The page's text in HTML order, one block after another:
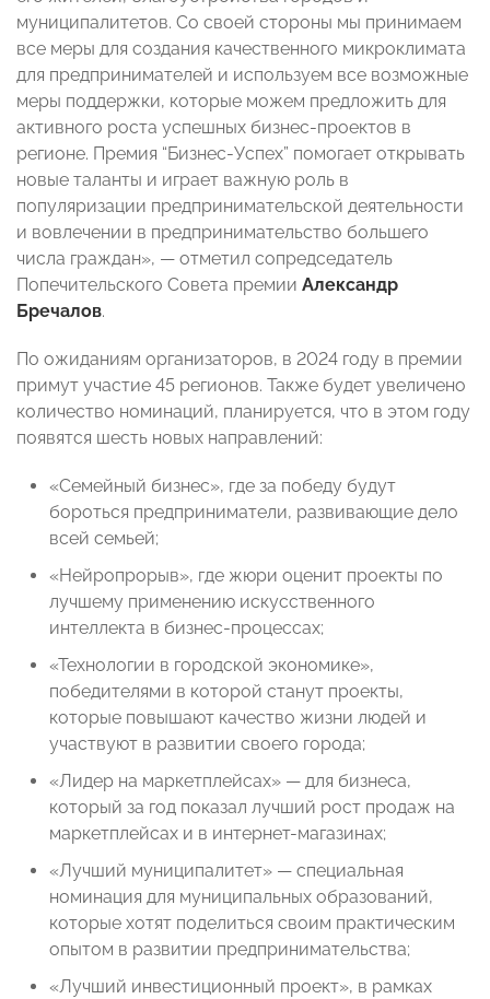
муниципалитетов. Со своей стороны мы принимаем
все меры для создания качественного микроклимата
для предпринимателей и используем все возможные
меры поддержки, которые можем предложить для
активного роста успешных бизнес-проектов в
регионе. Премия “Бизнес-Успех” помогает открывать
новые таланты и играет важную роль в
популяризации предпринимательской деятельности
и вовлечении в предпринимательство большего
числа граждан», — отметил сопредседатель
Попечительского Совета премии Александр
Бречалов.
По ожиданиям организаторов, в 2024 году в премии
примут участие 45 регионов. Также будет увеличено
количество номинаций, планируется, что в этом году
появятся шесть новых направлений:
«Семейный бизнес», где за победу будут
бороться предприниматели, развивающие дело
всей семьей;
«Нейропрорыв», где жюри оценит проекты по
лучшему применению искусственного
интеллекта в бизнес-процессах;
«Технологии в городской экономике»,
победителями в которой станут проекты,
которые повышают качество жизни людей и
участвуют в развитии своего города;
«Лидер на маркетплейсах» — для бизнеса,
который за год показал лучший рост продаж на
маркетплейсах и в интернет-магазинах;
«Лучший муниципалитет» — специальная
номинация для муниципальных образований,
которые хотят поделиться своим практическим
опытом в развитии предпринимательства;
«Лучший инвестиционный проект», в рамках